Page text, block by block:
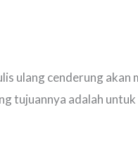
ulang cenderung akan
tujuannya adalah untuk